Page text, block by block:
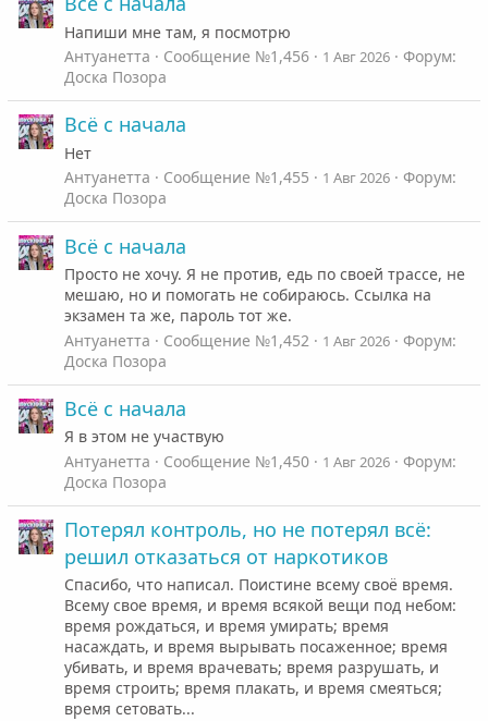
Напиши мне там, я посмотрю
Антуанетта
Сообщение №1,456 1 Авг 2026
Форум:
Доска Позора
Всё с начала
Нет
Антуанетта
Сообщение №1,455 1 Авг 2026
Форум:
Доска Позора
Всё с начала
Просто не хочу. Я не против, едь по своей трассе, не
мешаю, но и помогать не собираюсь. Ссылка на
экзамен та же, пароль тот же.
Антуанетта
Сообщение №1,452 1 Авг 2026
Форум:
Доска Позора
Всё с начала
Я в этом не участвую
Антуанетта
Сообщение №1,450 1 Авг 2026
Форум:
Доска Позора
Потерял контроль, но не потерял всё:
решил отказаться от наркотиков
Спасибо, что написал. Поистине всему своё время.
Всему свое время, и время всякой вещи под небом:
время рождаться, и время умирать; время
насаждать, и время вырывать посаженное; время
убивать, и время врачевать; время разрушать, и
время строить; время плакать, и время смеяться;
время сетовать...